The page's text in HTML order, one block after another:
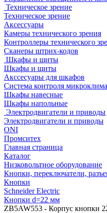
Техническое зрение
Техническое зрение
Аксессуары
Камеры технического зрения
Контроллеры технического
Сканеры штрих-кодов
Шкафы и щиты
Шкафы и щиты
Акссесуары для шкафов
Система контроля
Шкафы навесные
Шкафы напольные
Электродвигатели и приводы
Электродвигатели и приводы
ONI
Промситех
Главная страница
Каталог
Низковольтное оборудование
Кнопки, переключатели,
Кнопки
Schneider Electric
Кнопки d=22 мм
ZB5AW553 - Корпус кнопки